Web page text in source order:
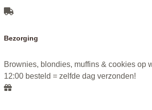
Bezorging
Brownies, blondies, muffins & cookies op
12:00 besteld = zelfde dag verzonden!